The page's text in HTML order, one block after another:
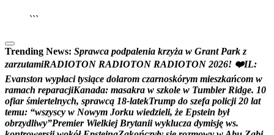
```
Trending News: Sprawca podpalenia krzyża w Grant Park z
zarzutamiRADIOTON RADIOTON RADIOTON 2026! ❤IL:
Evanston wypłaci tysiące dolarom czarnoskórym mieszkańcom w
ramach reparacjiKanada: masakra w szkole w Tumbler Ridge. 10
ofiar śmiertelnych, sprawcą 18-latekTrump do szefa policji 20 lat
temu: “wszyscy w Nowym Jorku wiedzieli, że Epstein był
obrzydliwy”Premier Wielkiej Brytanii wyklucza dymisję ws.